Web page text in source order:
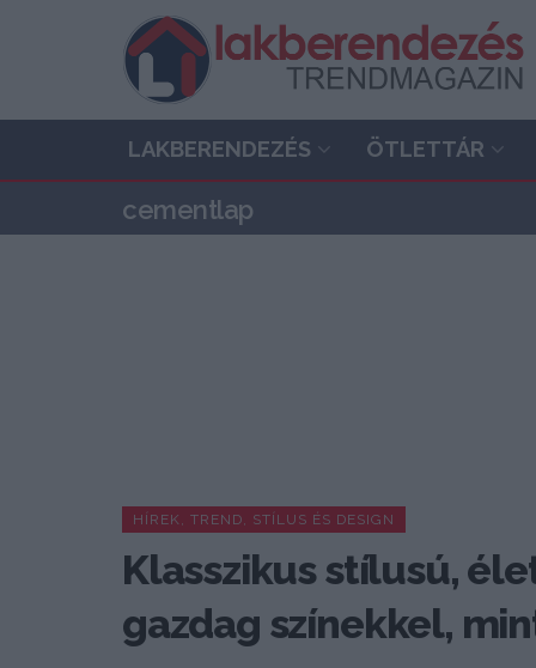
LAKBERENDEZÉS ÖTLETTÁR
cementlap
HÍREK, TREND, STÍLUS ÉS DESIGN
Klasszikus stílusú,
gazdag színekkel,